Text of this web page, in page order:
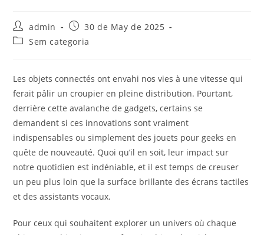
admin
30 de May de 2025
Sem categoria
Les objets connectés ont envahi nos vies à une vitesse qui
ferait pâlir un croupier en pleine distribution. Pourtant,
derrière cette avalanche de gadgets, certains se
demandent si ces innovations sont vraiment
indispensables ou simplement des jouets pour geeks en
quête de nouveauté. Quoi qu’il en soit, leur impact sur
notre quotidien est indéniable, et il est temps de creuser
un peu plus loin que la surface brillante des écrans tactiles
et des assistants vocaux.
Pour ceux qui souhaitent explorer un univers où chaque